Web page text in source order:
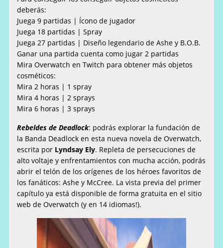
deberás:
Juega 9 partidas | Ícono de jugador
Juega 18 partidas | Spray
Juega 27 partidas | Diseño legendario de Ashe y B.O.B.
Ganar una partida cuenta como jugar 2 partidas
Mira Overwatch en Twitch para obtener más objetos
cosméticos:
Mira 2 horas | 1 spray
Mira 4 horas | 2 sprays
Mira 6 horas | 3 sprays
Rebeldes de Deadlock: podrás explorar la fundación de
la Banda Deadlock en esta nueva novela de Overwatch,
escrita por Lyndsay Ely. Repleta de persecuciones de
alto voltaje y enfrentamientos con mucha acción, podrás
abrir el telón de los orígenes de los héroes favoritos de
los fanáticos: Ashe y McCree. La vista previa del primer
capítulo ya está disponible de forma gratuita en el sitio
web de Overwatch (y en 14 idiomas!).